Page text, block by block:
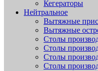
Кегераторы
Нейтральное
Вытяжные
Вытяжные
Столы
Столы
Столы
Столы